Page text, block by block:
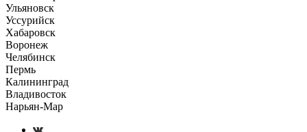
Ульяновск
Уссурийск
Хабаровск
Воронеж
Челябинск
Пермь
Калининград
Владивосток
Нарьян-Мар